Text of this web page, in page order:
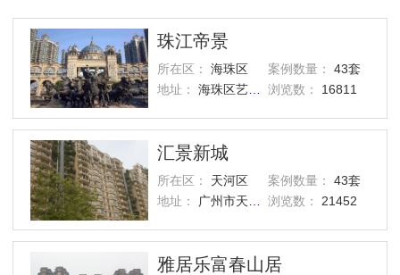
珠江帝景
所在区： 海珠区 案例数量：
43套
地址：
海珠区艺洲路灏景街1号 浏览数： 16811
汇景新城
所在区： 天河区 案例数量：
43套
地址：
广州市天河区汇景路五山街 浏览数： 21452
雅居乐富春山居